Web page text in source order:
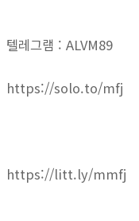
텔레그램 : ALVM89
https://solo.to/mfj
https://litt.ly/mmfj